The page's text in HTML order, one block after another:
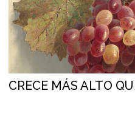
CRECE MÁS ALTO